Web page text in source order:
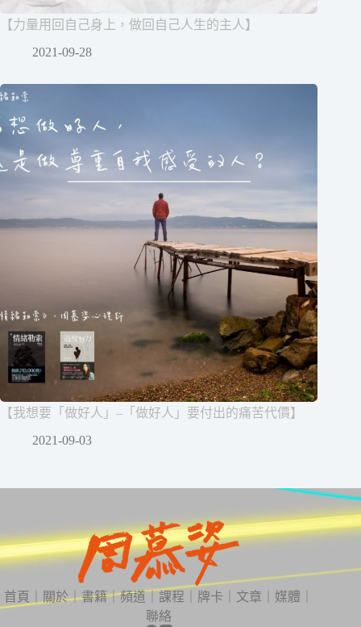
【力量用回自己身上，做回自己人生的主人】
2021-09-28
【我想要「做好人」–「做好人」要付出的痛苦代價】
2021-09-03
首頁 關於｜書籍｜頻道｜課程 牌卡 文章 ｜媒體
聯絡